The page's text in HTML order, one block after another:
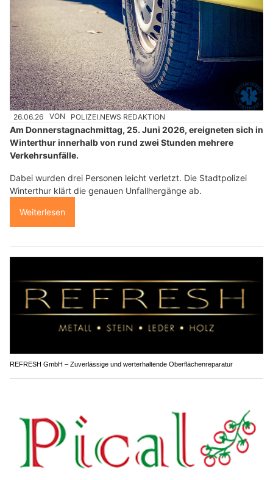
26.06.26 VON POLIZEI.NEWS REDAKTION
Am Donnerstagnachmittag, 25. Juni 2026, ereigneten sich in
Winterthur innerhalb von rund zwei Stunden mehrere
Verkehrsunfälle.
Dabei wurden drei Personen leicht verletzt. Die Stadtpolizei
Winterthur klärt die genauen Unfallhergänge ab.
Weiterlesen
REFRESH GmbH – Zuverlässige und werterhaltende Oberflächenreparatur